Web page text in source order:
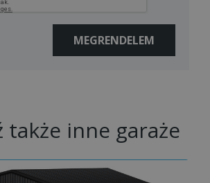
także inne garaże